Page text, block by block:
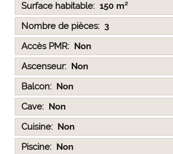
Surface habitable
150 m²
Nombre de pièces
3
Accès PMR
Non
Ascenseur
Non
Balcon
Non
Cave
Non
Cuisine
Non
Piscine
Non